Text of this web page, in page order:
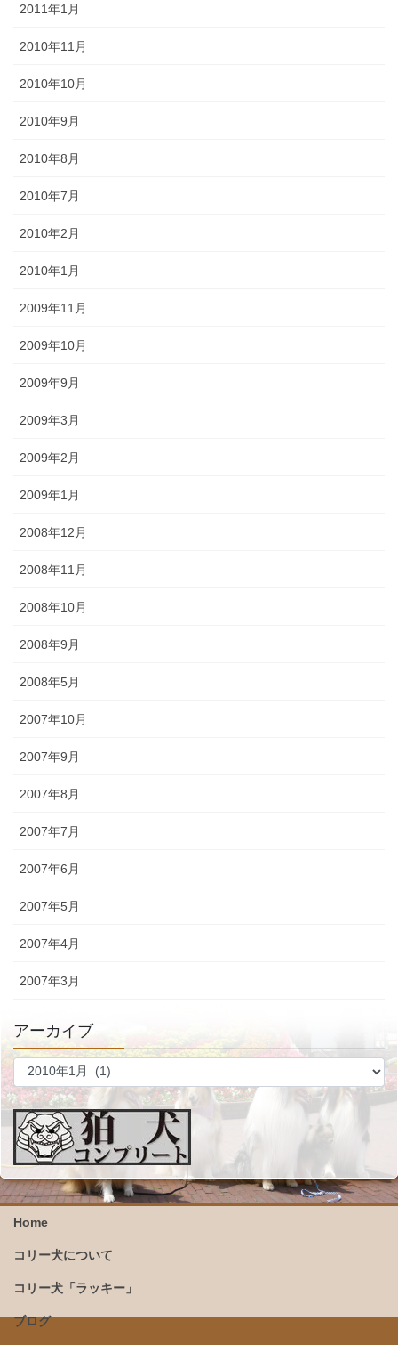
2011年1月
2010年11月
2010年10月
2010年9月
2010年8月
2010年7月
2010年2月
2010年1月
2009年11月
2009年10月
2009年9月
2009年3月
2009年2月
2009年1月
2008年12月
2008年11月
2008年10月
2008年9月
2008年5月
2007年10月
2007年9月
2007年8月
2007年7月
2007年6月
2007年5月
2007年4月
2007年3月
アーカイブ
ア
カ
イ
ブ
Home
コリー犬について
コリー犬「ラッキー」
ブログ